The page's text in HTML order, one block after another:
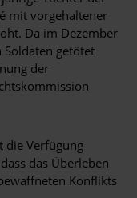
mit vorgehaltener
Da im Dezember
Soldaten getötet
der
die Verfügung
das Überleben
Konflikts